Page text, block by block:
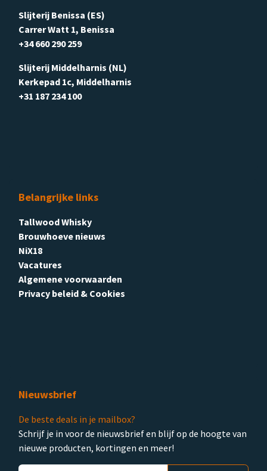
Slijterij Benissa (ES)
Carrer Watt 1, Benissa
+34 660 290 259
Slijterij Middelharnis (NL)
Kerkepad 1c, Middelharnis
+31 187 234 100
Belangrijke links
Tallwood Whisky
Brouwhoeve nieuws
NiX18
Vacatures
Algemene voorwaarden
Privacy beleid & Cookies
Nieuwsbrief
De beste deals in je mailbox?
Schrijf je in voor de nieuwsbrief en blijf op de hoogte van
nieuwe producten, kortingen en meer!